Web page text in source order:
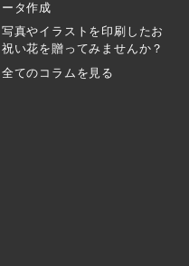
ータ作成
写真やイラストを印刷したお
祝い花を贈ってみませんか？
全てのコラムを見る